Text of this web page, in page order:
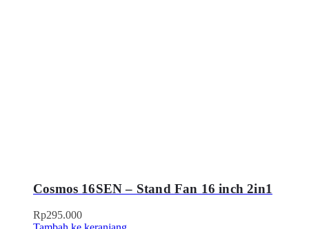
Cosmos 16SEN – Stand Fan 16 inch 2in1
Rp295.000